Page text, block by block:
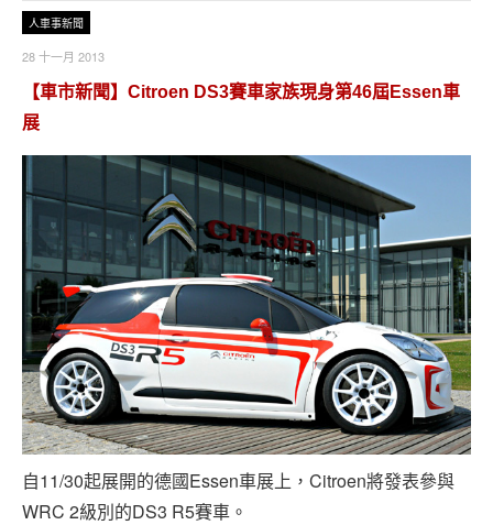
人車事新聞
28 十一月 2013
【車市新聞】Citroen DS3賽車家族現身第46屆Essen車
展
自11/30起展開的德國Essen車展上，Citroen將發表參與
WRC 2級別的DS3 R5賽車。